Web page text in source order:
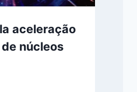
aceleração
núcleos